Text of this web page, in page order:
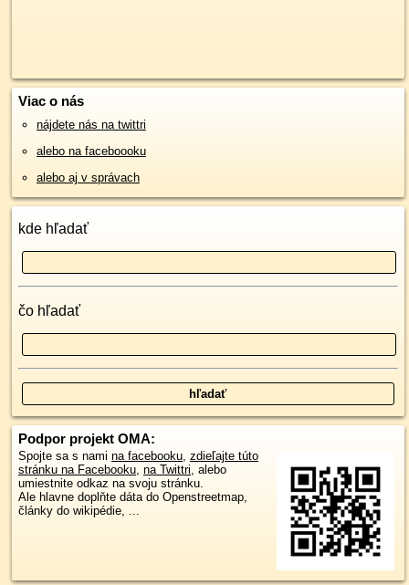
Viac o nás
nájdete nás na twittri
alebo na faceboooku
alebo aj v správach
kde hľadať
čo hľadať
Podpor projekt OMA:
Spojte sa s nami na facebooku, zdieľajte túto
stránku na Facebooku, na Twittri, alebo
umiestnite odkaz na svoju stránku.
Ale hlavne doplňte dáta do Openstreetmap,
články do wikipédie, ...